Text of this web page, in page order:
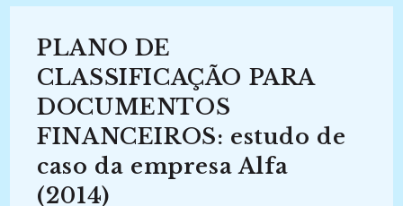
Análise
Informatizado
Agatha
Da
Empresa
CG&B
(2014)
PLANO DE
CLASSIFICAÇÃO PARA
DOCUMENTOS
FINANCEIROS: estudo de
caso da empresa Alfa
(2014)